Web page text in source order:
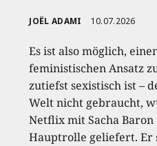
JOËL ADAMI 10.07.2026
Es ist also möglich,
feministischen Ansatz
zutiefst sexistisch ist –
Welt nicht gebraucht,
Netflix mit Sacha Baron
Hauptrolle geliefert. Er